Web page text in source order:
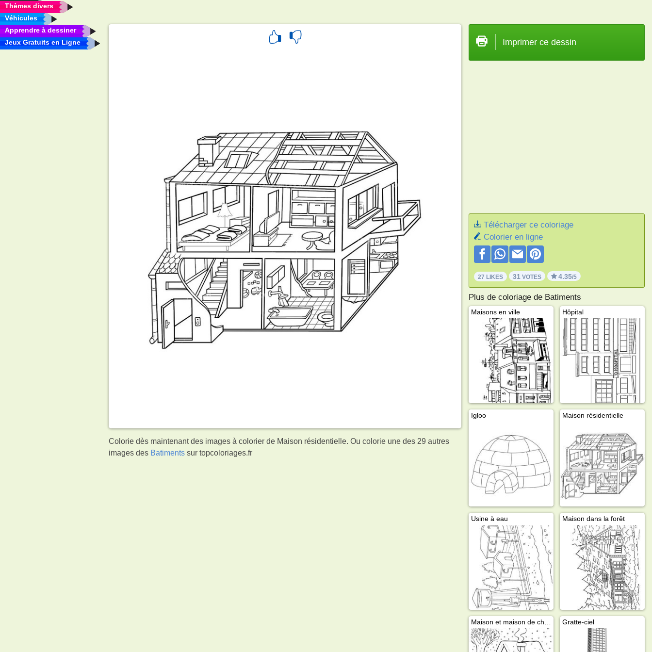
Thèmes divers
Véhicules
Apprendre à dessiner
Jeux Gratuits en Ligne
Colorie dès maintenant des images à colorier de Maison résidentielle. Ou colorie une des 29 autres
images des Batiments sur topcoloriages.fr
Imprimer ce dessin
Télécharger ce coloriage
Colorier en ligne
27 LIKES 31 VOTES 4.35/5
Plus de coloriage de Batiments
Maisons en ville Hôpital
Igloo Maison résidentielle
Usine à eau Maison dans la forêt
Gratte-ciel